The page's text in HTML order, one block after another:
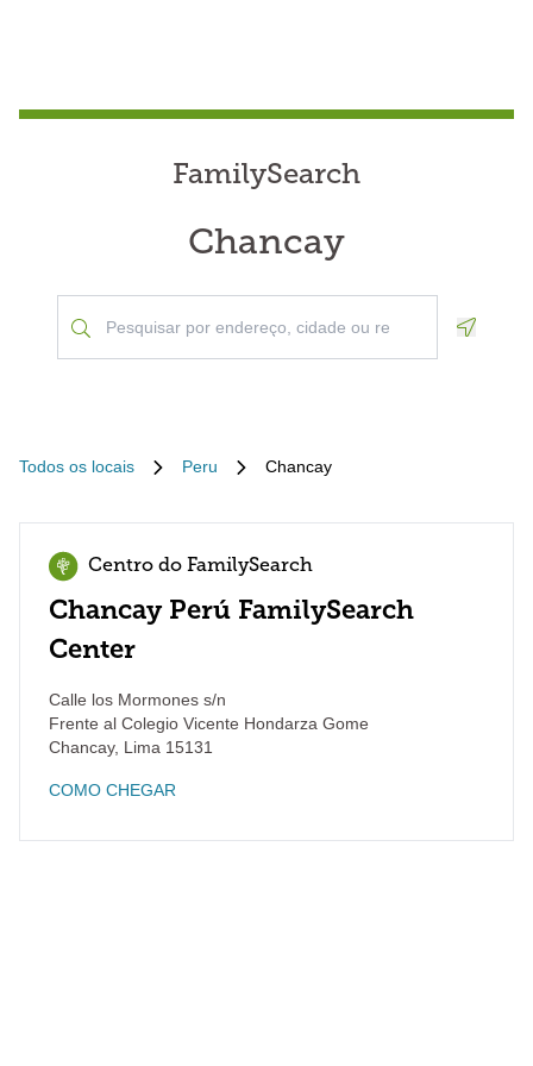
FamilySearch
Chancay
Todos os locais Peru Chancay
Centro do FamilySearch
Chancay Perú FamilySearch
Center
Calle los Mormones s/n
Frente al Colegio Vicente Hondarza Gome
Chancay, Lima 15131
COMO CHEGAR